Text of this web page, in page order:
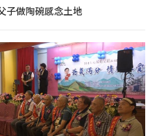
子做陶碗感念土地